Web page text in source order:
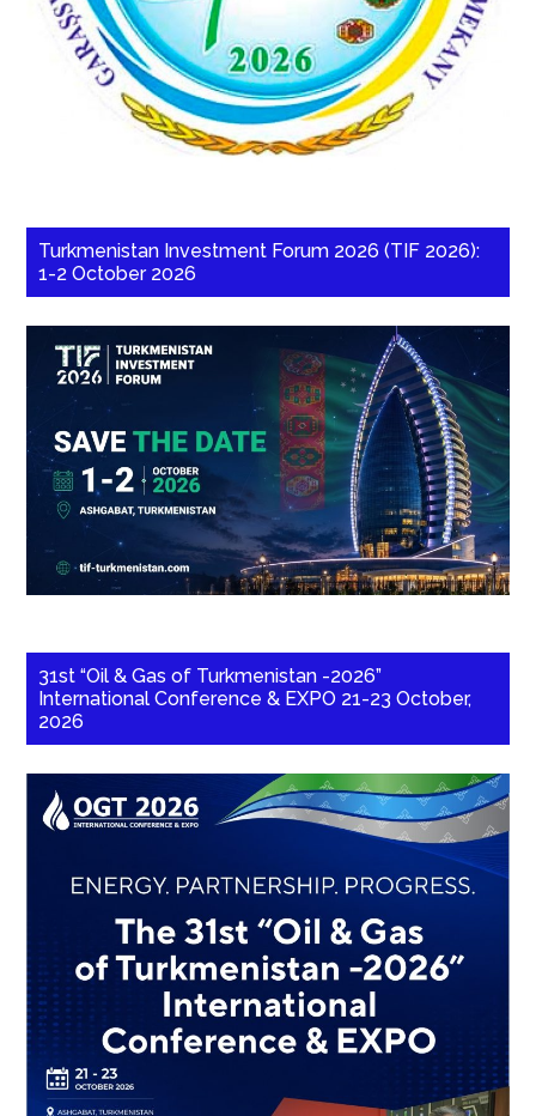
Turkmenistan Investment Forum 2026 (TIF 2026):
1-2 October 2026
31st “Oil & Gas of Turkmenistan -2026”
International Conference & EXPO 21-23 October,
2026